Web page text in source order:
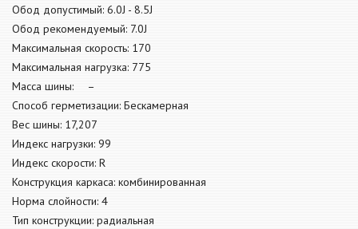
Обод допустимый: 6.0J - 8.5J
Обод рекомендуемый: 7.0J
Максимальная скорость: 170
Максимальная нагрузка: 775
Масса шины: –
Способ герметизации: Бескамерная
Вес шины: 17,207
Индекс нагрузки: 99
Индекс скорости: R
Конструкция каркаса: комбинированная
Норма слойности: 4
Тип конструкции: радиальная